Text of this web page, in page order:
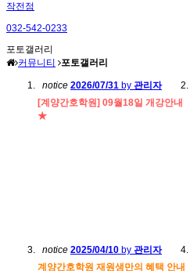
작전점
032-542-0233
포토갤러리
커뮤니티
포토갤러리
notice 2026/07/31 by 관리자
[계양간호학원] 09월18일 개강안내
★
notice 2025/04/10 by 관리자
계양간호학원 재원생만의 혜택 안내